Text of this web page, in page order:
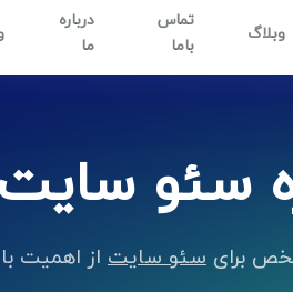
وبلاگ
تماس
باما
درباره
ما
سئو سایت
برای سئو سایت از اهمیت